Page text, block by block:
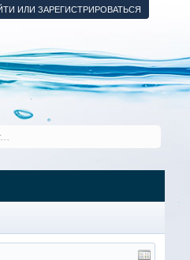
ИЛИ ЗАРЕГИСТРИРОВАТЬСЯ